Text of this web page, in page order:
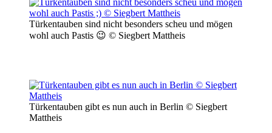
Türkentauben sind nicht besonders scheu und mögen
wohl auch Pastis 😉 © Siegbert Mattheis
Türkentauben gibt es nun auch in Berlin © Siegbert
Mattheis